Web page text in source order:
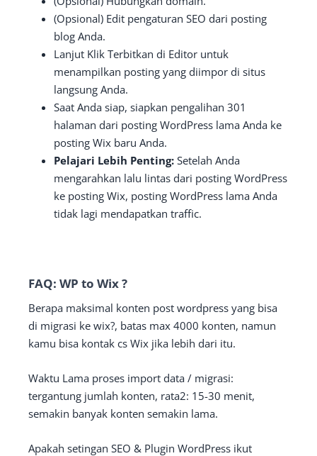
(Opsional) Edit pengaturan SEO dari posting
blog Anda.
Lanjut Klik Terbitkan di Editor untuk
menampilkan posting yang diimpor di situs
langsung Anda.
Saat Anda siap, siapkan pengalihan 301
halaman dari posting WordPress lama Anda ke
posting Wix baru Anda.
Pelajari Lebih Penting: Setelah Anda
mengarahkan lalu lintas dari posting WordPress
ke posting Wix, posting WordPress lama Anda
tidak lagi mendapatkan traffic.
FAQ: WP to Wix ?
Berapa maksimal konten post wordpress yang bisa
di migrasi ke wix?, batas max 4000 konten, namun
kamu bisa kontak cs Wix jika lebih dari itu.
Waktu Lama proses import data / migrasi:
tergantung jumlah konten, rata2: 15-30 menit,
semakin banyak konten semakin lama.
Apakah setingan SEO & Plugin WordPress ikut